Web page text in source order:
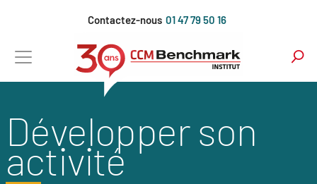
principal
Contactez-nous 01 47 79 50 16
Développer son
activité